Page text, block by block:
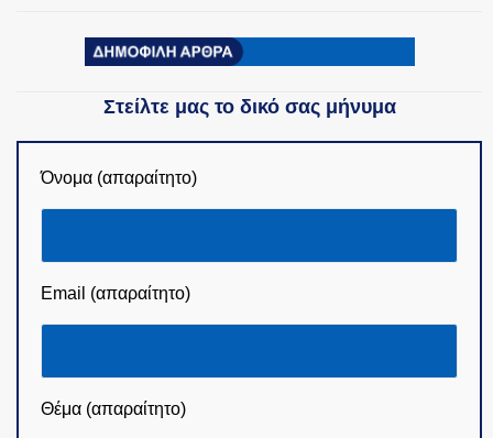
Στείλτε μας το δικό σας μήνυμα
Όνομα (απαραίτητο)
Email (απαραίτητο)
Θέμα (απαραίτητο)